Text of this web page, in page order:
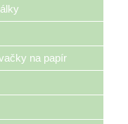
na papír